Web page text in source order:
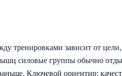
тренировками зависит от
силовые группы обычно
Ключевой ориентир: